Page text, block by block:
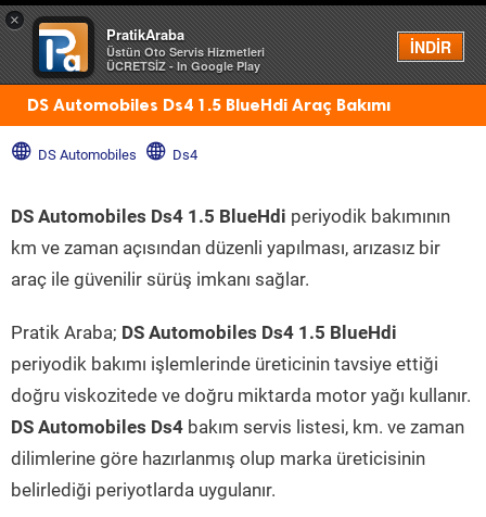
×
PratikAraba
Üstün Oto Servis Hizmetleri
ÜCRETSİZ - In Google Play
İNDİR
Menü
DS Automobiles Ds4 1.5 BlueHdi Araç Bakımı
DS Automobiles Ds4
DS Automobiles Ds4 1.5 BlueHdi periyodik bakımının
km ve zaman açısından düzenli yapılması, arızasız bir
araç ile güvenilir sürüş imkanı sağlar.
Pratik Araba; DS Automobiles Ds4 1.5 BlueHdi
periyodik bakımı işlemlerinde üreticinin tavsiye ettiği
doğru viskozitede ve doğru miktarda motor yağı kullanır.
DS Automobiles Ds4 bakım servis listesi, km. ve zaman
dilimlerine göre hazırlanmış olup marka üreticisinin
belirlediği periyotlarda uygulanır.